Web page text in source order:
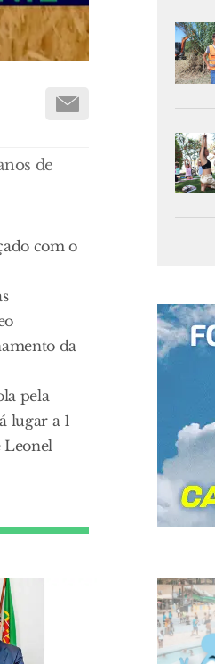
de
com o
da
pela
lugar a 1
Leonel